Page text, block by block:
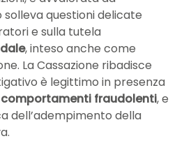
solleva questioni delicate
e sulla tutela
, inteso anche come
La Cassazione ribadisce
è legittimo in presenza
comportamenti fraudolenti, e
dell’adempimento della